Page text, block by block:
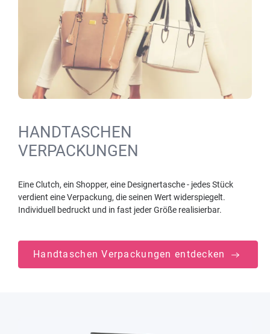
HANDTASCHEN
VERPACKUNGEN
Eine Clutch, ein Shopper, eine Designertasche - jedes Stück
verdient eine Verpackung, die seinen Wert widerspiegelt.
Individuell bedruckt und in fast jeder Größe realisierbar.
Handtaschen Verpackungen entdecken